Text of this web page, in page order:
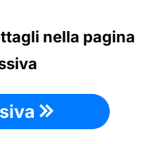
nella pagina